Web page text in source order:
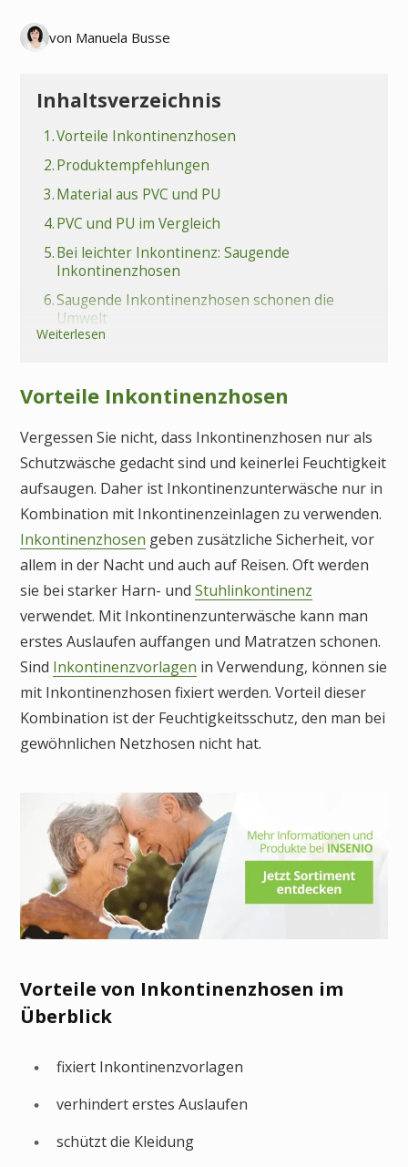
von Manuela Busse
Vorteile Inkontinenzhosen
Vergessen Sie nicht, dass Inkontinenzhosen nur als
Schutzwäsche gedacht sind und keinerlei Feuchtigkeit
aufsaugen. Daher ist Inkontinenzunterwäsche nur in
Kombination mit Inkontinenzeinlagen zu verwenden.
Inkontinenzhosen geben zusätzliche Sicherheit, vor
allem in der Nacht und auch auf Reisen. Oft werden
sie bei starker Harn- und Stuhlinkontinenz
verwendet. Mit Inkontinenzunterwäsche kann man
erstes Auslaufen auffangen und Matratzen schonen.
Sind Inkontinenzvorlagen in Verwendung, können sie
mit Inkontinenzhosen fixiert werden. Vorteil dieser
Kombination ist der Feuchtigkeitsschutz, den man bei
gewöhnlichen Netzhosen nicht hat.
Vorteile von Inkontinenzhosen im
Überblick
fixiert Inkontinenzvorlagen
verhindert erstes Auslaufen
schützt die Kleidung
Inhaltsverzeichnis
1.Vorteile Inkontinenzhosen
2.Produktempfehlungen
3.Material aus PVC und PU
4.PVC und PU im Vergleich
5.Bei leichter Inkontinenz: Saugende
Inkontinenzhosen
6.Saugende Inkontinenzhosen schonen die
Umwelt
9. Fazit Inkontinenzhosen
Weiterlesen